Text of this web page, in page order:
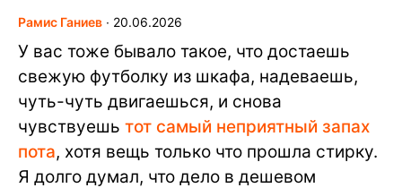
Рамис Ганиев ∙ 20.06.2026
У вас тоже бывало такое, что достаешь
свежую футболку из шкафа, надеваешь,
чуть-чуть двигаешься, и снова
чувствуешь тот самый неприятный запах
пота, хотя вещь только что прошла стирку.
Я долго думал, что дело в дешевом